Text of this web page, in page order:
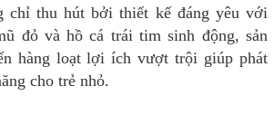
chỉ thu hút bởi thiết kế đáng yêu với
đỏ và hồ cá trái tim sinh động, sản
hàng loạt lợi ích vượt trội giúp phát
cho trẻ nhỏ.